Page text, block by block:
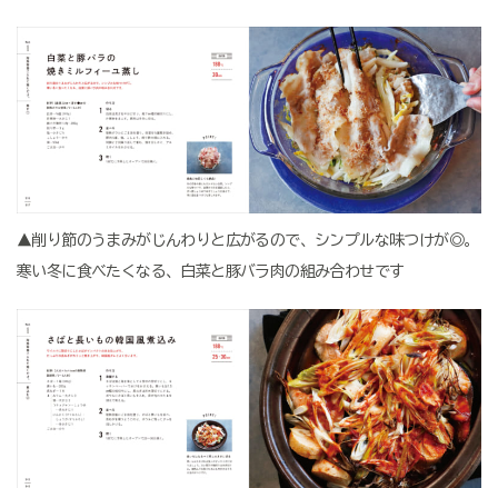
▲削り節のうまみがじんわりと広がるので、シンプルな味つけが◎。
寒い冬に食べたくなる、白菜と豚バラ肉の組み合わせです